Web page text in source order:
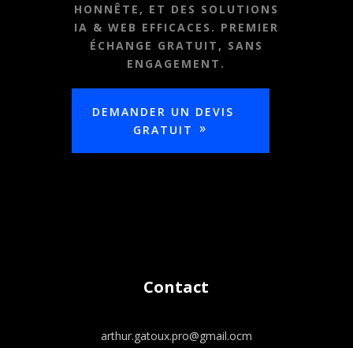
HONNÊTE, ET DES SOLUTIONS
IA & WEB EFFICACES. PREMIER
ÉCHANGE GRATUIT, SANS
ENGAGEMENT.
DEMANDER UN DEVIS
GRATUIT
Contact
arthur.gatoux.pro@gmail.ocm